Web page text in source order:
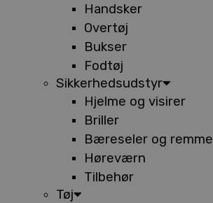
Handsker
Overtøj
Bukser
Fodtøj
Sikkerhedsudstyr
Hjelme og visirer
Briller
Bæreseler og remme
Høreværn
Tilbehør
Tøj